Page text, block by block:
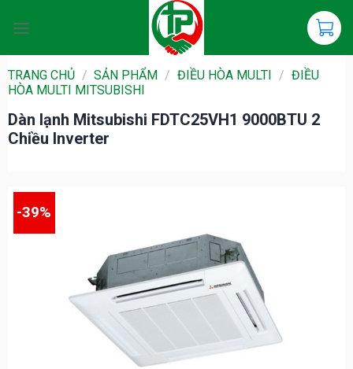
đến
dung
TRANG CHỦ / SẢN PHẨM / ĐIỀU HÒA MULTI / ĐIỀU
HÒA MULTI MITSUBISHI
Dàn lạnh Mitsubishi FDTC25VH1 9000BTU 2
Chiều Inverter
-39%